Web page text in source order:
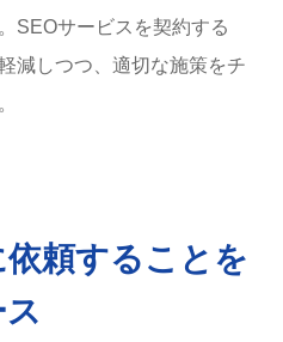
SEOサービスを契約する
減しつつ、適切な施策をチ
頼することを